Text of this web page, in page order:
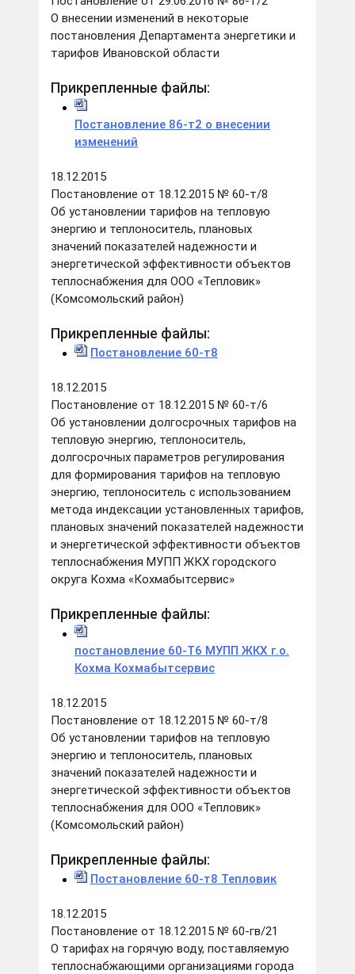
О внесении изменений в некоторые
постановления Департамента энергетики и
тарифов Ивановской области
Прикрепленные файлы:
Постановление 86-т2 о внесении
изменений
18.12.2015
Постановление от 18.12.2015 № 60-т/8
Об установлении тарифов на тепловую
энергию и теплоноситель, плановых
значений показателей надежности и
энергетической эффективности объектов
теплоснабжения для ООО «Тепловик»
(Комсомольский район)
Прикрепленные файлы:
Постановление 60-т8
18.12.2015
Постановление от 18.12.2015 № 60-т/6
Об установлении долгосрочных тарифов на
тепловую энергию, теплоноситель,
долгосрочных параметров регулирования
для формирования тарифов на тепловую
энергию, теплоноситель с использованием
метода индексации установленных тарифов,
плановых значений показателей надежности
и энергетической эффективности объектов
теплоснабжения МУПП ЖКХ городского
округа Кохма «Кохмабытсервис»
Прикрепленные файлы:
постановление 60-Т6 МУПП ЖКХ г.о.
Кохма Кохмабытсервис
18.12.2015
Постановление от 18.12.2015 № 60-т/8
Об установлении тарифов на тепловую
энергию и теплоноситель, плановых
значений показателей надежности и
энергетической эффективности объектов
теплоснабжения для ООО «Тепловик»
(Комсомольский район)
Прикрепленные файлы:
Постановление 60-т8 Тепловик
18.12.2015
Постановление от 18.12.2015 № 60-гв/21
О тарифах на горячую воду, поставляемую
теплоснабжающими организациями города